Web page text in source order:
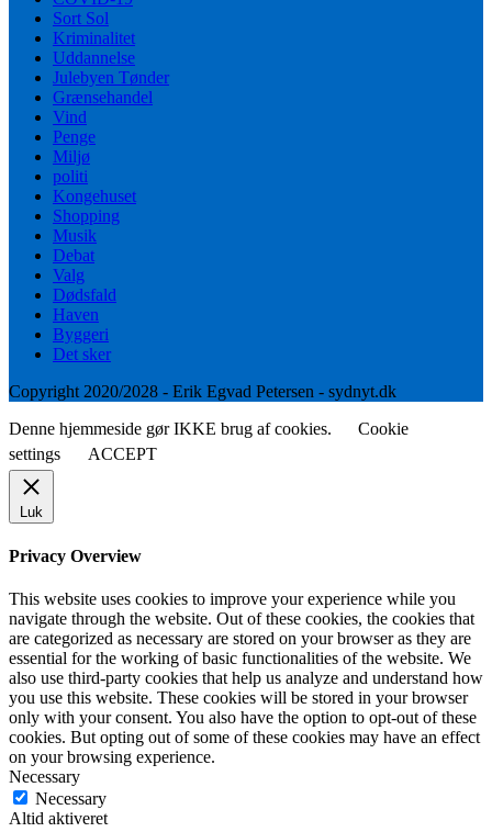
Sort Sol
Kriminalitet
Uddannelse
Julebyen Tønder
Grænsehandel
Vind
Penge
Miljø
politi
Kongehuset
Shopping
Musik
Debat
Valg
Dødsfald
Haven
Byggeri
Det sker
Copyright 2020/2028 - Erik Egvad Petersen - sydnyt.dk
Denne hjemmeside gør IKKE brug af cookies.
Cookie
settings
ACCEPT
Luk
Privacy Overview
This website uses cookies to improve your experience while you
navigate through the website. Out of these cookies, the cookies that
are categorized as necessary are stored on your browser as they are
essential for the working of basic functionalities of the website. We
also use third-party cookies that help us analyze and understand how
you use this website. These cookies will be stored in your browser
only with your consent. You also have the option to opt-out of these
cookies. But opting out of some of these cookies may have an effect
on your browsing experience.
Necessary
Necessary
Altid aktiveret